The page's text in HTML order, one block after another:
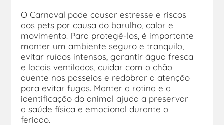
O Carnaval pode causar estresse e riscos
aos pets por causa do barulho, calor e
movimento. Para protegê-los, é importante
manter um ambiente seguro e tranquilo,
evitar ruídos intensos, garantir água fresca
e locais ventilados, cuidar com o chão
quente nos passeios e redobrar a atenção
para evitar fugas. Manter a rotina e a
identificação do animal ajuda a preservar
a saúde física e emocional durante o
feriado.